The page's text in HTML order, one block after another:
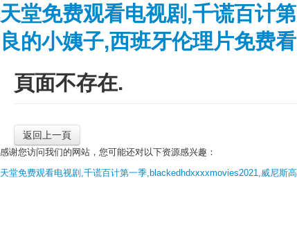
天堂免费观看电视剧,千谎百计
良的小姨子,西班牙伦理片免费
頁面不存在.
返回上一頁
感谢您访问我们的网站，您可能还对以下资源感兴趣：
天堂免费观看电视剧,千谎百计第一季,blackedhdxxxxmovies2021,威尼斯